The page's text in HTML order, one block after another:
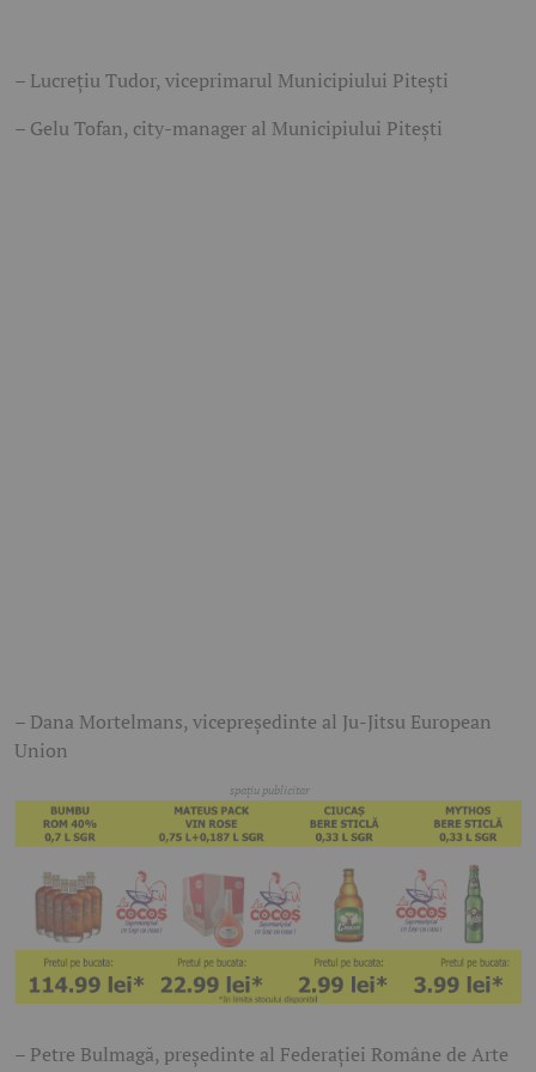
– Lucrețiu Tudor, viceprimarul Municipiului Pitești
– Gelu Tofan, city-manager al Municipiului Pitești
– Dana Mortelmans, vicepreședinte al Ju-Jitsu European
Union
– Petre Bulmagă, președinte al Federației Române de Arte